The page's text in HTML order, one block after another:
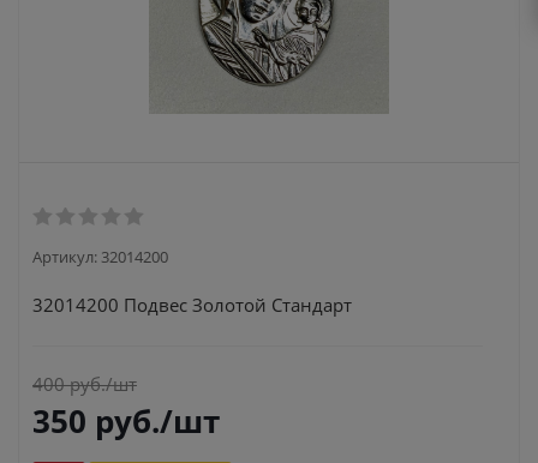
Артикул: 32014200
32014200 Подвес Золотой Стандарт
400руб./шт
350 руб./шт